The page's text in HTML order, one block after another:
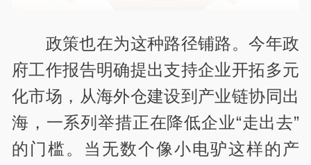
政策也在为这种路径铺路。今年政
府工作报告明确提出支持企业开拓多元
化市场，从海外仓建设到产业链协同出
海，一系列举措正在降低企业“走出去”
的门槛。当无数个像小电驴这样的产